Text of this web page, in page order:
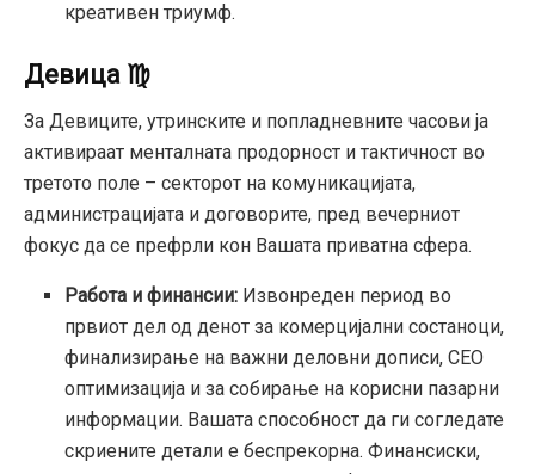
креативен триумф.
Девица ♍
За Девиците, утринските и попладневните часови ја
активираат менталната продорност и тактичност во
третото поле – секторот на комуникацијата,
администрацијата и договорите, пред вечерниот
фокус да се префрли кон Вашата приватна сфера.
Работа и финансии: Извонреден период во
првиот дел од денот за комерцијални состаноци,
финализирање на важни деловни дописи, СЕО
оптимизација и за собирање на корисни пазарни
информации. Вашата способност да ги согледате
скриените детали е беспрекорна. Финансиски,